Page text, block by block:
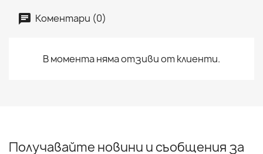
Коментари (0)
В момента няма отзиви от клиенти.
Получавайте новини и съобщения за